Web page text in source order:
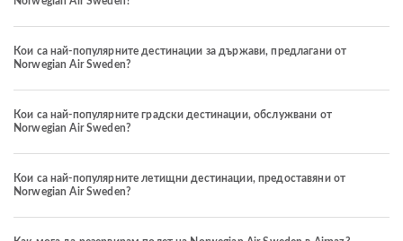
Кои са най-популярните дестинации за държави, предлагани от
Norwegian Air Sweden?
Кои са най-популярните градски дестинации, обслужвани от
Norwegian Air Sweden?
Кои са най-популярните летищни дестинации, предоставяни от
Norwegian Air Sweden?